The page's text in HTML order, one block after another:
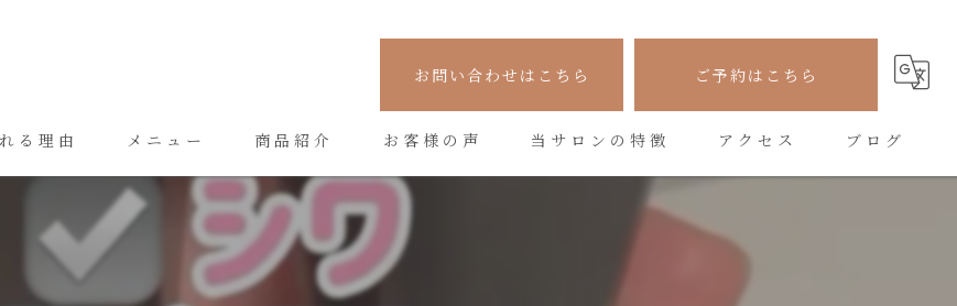
お問い合わせはこちら ご予約はこちら
る理由 メニュー 商品紹介 お客様の声 当サロンの特徴 アクセス ブログ